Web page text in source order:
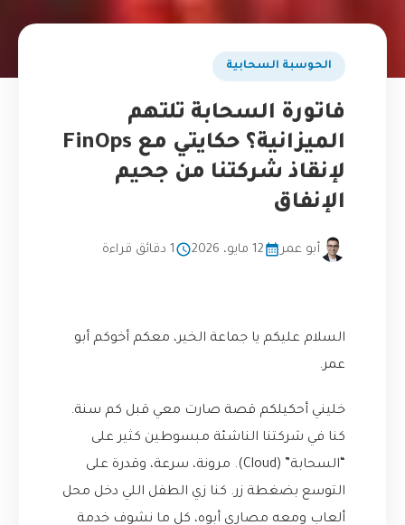
الحوسبة السحابية
فاتورة السحابة تلتهم
الميزانية؟ حكايتي مع FinOps
لإنقاذ شركتنا من جحيم
الإنفاق
أبو عمر 12 مايو، 2026 1 دقائق قراءة
السلام عليكم يا جماعة الخير، معكم أخوكم أبو
عمر.
خليني أحكيلكم قصة صارت معي قبل كم سنة.
كنا في شركتنا الناشئة مبسوطين كثير على
“السحابة” (Cloud). مرونة، سرعة، وقدرة على
التوسع بضغطة زر. كنا زي الطفل اللي دخل محل
ألعاب ومعه مصاري أبوه، كل ما نشوف خدمة